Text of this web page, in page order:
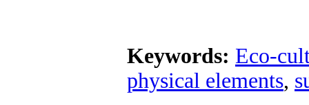
Keywords: Eco-
physical elements,